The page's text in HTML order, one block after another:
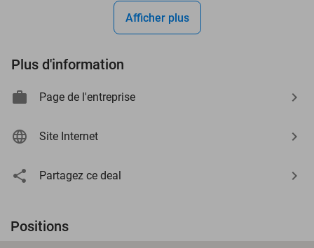
Afficher plus
Plus d'information
Page de l'entreprise
Site Internet
Partagez ce deal
Positions